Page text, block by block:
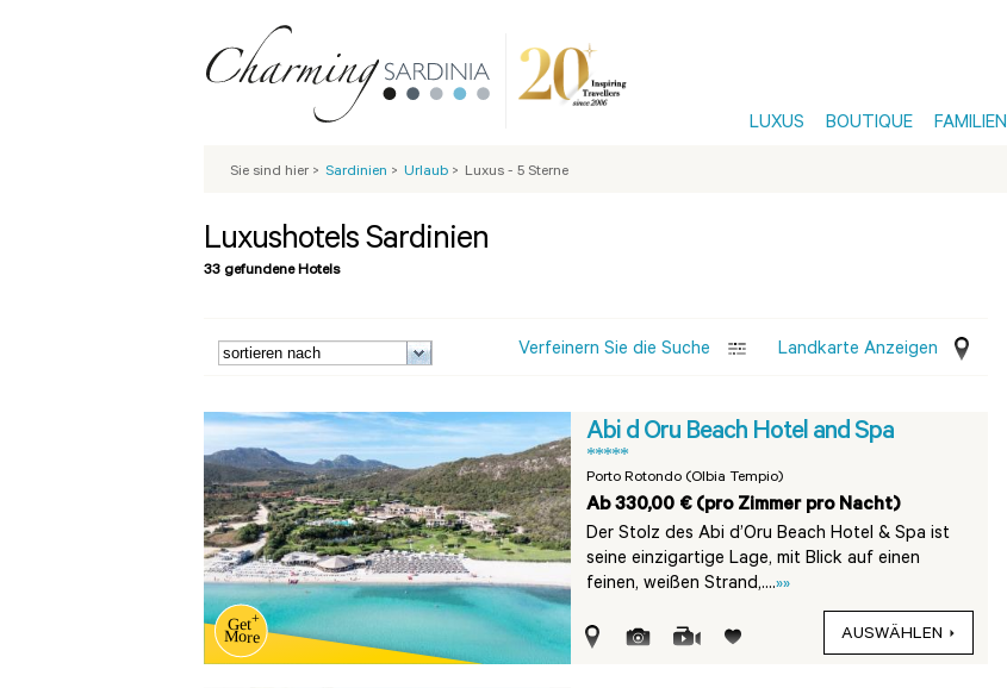
LUXUS BOUTIQUE FAMILIEN
Sie sind hier > Sardinien > Urlaub > Luxus - 5 Sterne
Luxushotels Sardinien
33 gefundene Hotels
Verfeinern Sie die Suche Landkarte Anzeigen
Abi d Oru Beach Hotel and Spa
*****
Porto Rotondo (Olbia Tempio)
Ab 330,00 € (pro Zimmer pro Nacht)
Der Stolz des Abi d’Oru Beach Hotel & Spa ist
seine einzigartige Lage, mit Blick auf einen
feinen, weißen Strand,....»»
AUSWÄHLEN